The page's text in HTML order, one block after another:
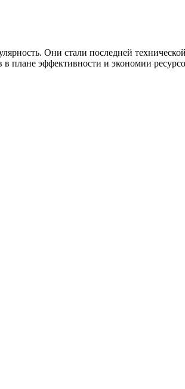
Они стали последней
эффективности и экономии